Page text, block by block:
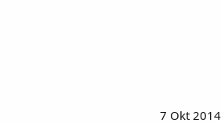
7 Okt 2014